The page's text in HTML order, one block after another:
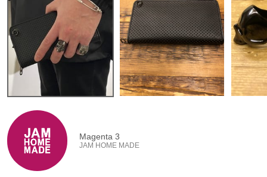
Magenta 3
JAM HOME MADE